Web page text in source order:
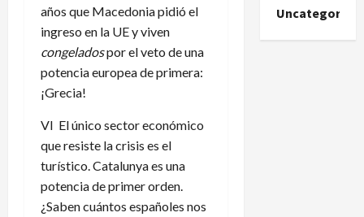
años que Macedonia pidió el
ingreso en la UE y viven
congeladospor el veto de una
potencia europea de primera:
¡Grecia!
VI El único sector económico
que resiste la crisis es el
turístico. Catalunya es una
potencia de primer orden.
¿Saben cuántos españoles nos
Uncategorized